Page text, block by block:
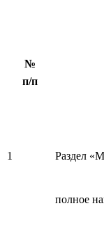
№
п/п
1 Раздел
полное